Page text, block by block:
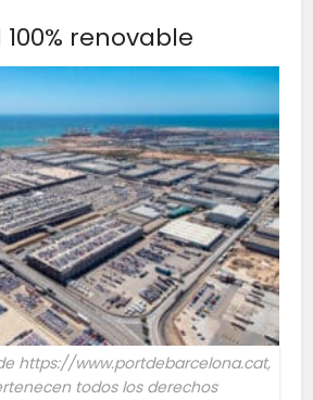
renovable
https://www.portdebarcelona.cat,
todos los derechos